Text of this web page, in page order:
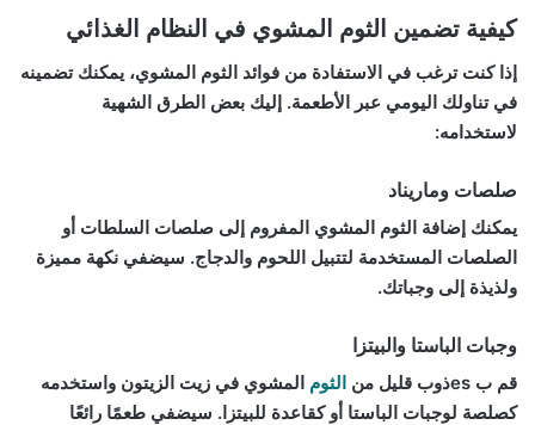
كيفية تضمين الثوم المشوي في النظام الغذائي
إذا كنت ترغب في الاستفادة من فوائد الثوم المشوي، يمكنك تضمينه
في تناولك اليومي عبر الأطعمة. إليك بعض الطرق الشهية
لاستخدامه:
صلصات وماريناد
يمكنك إضافة الثوم المشوي المفروم إلى صلصات السلطات أو
الصلصات المستخدمة لتتبيل اللحوم والدجاج. سيضفي نكهة مميزة
ولذيذة إلى وجباتك.
وجبات الباستا والبيتزا
قم ب esذوب قليل من الثوم المشوي في زيت الزيتون واستخدمه
كصلصة لوجبات الباستا أو كقاعدة للبيتزا. سيضفي طعمًا رائعًا